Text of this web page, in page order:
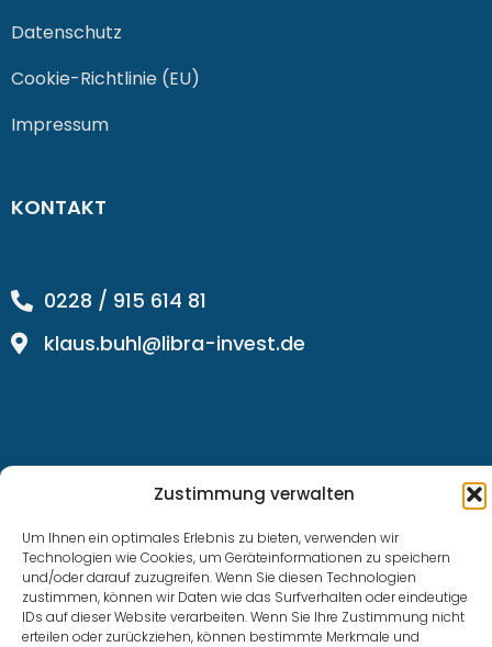
Zustimmung verwalten
Um Ihnen ein optimales Erlebnis zu bieten, verwenden wir
Technologien wie Cookies, um Geräteinformationen zu speichern
und/oder darauf zuzugreifen. Wenn Sie diesen Technologien
zustimmen, können wir Daten wie das Surfverhalten oder eindeutige
IDs auf dieser Website verarbeiten. Wenn Sie Ihre Zustimmung nicht
erteilen oder zurückziehen, können bestimmte Merkmale und
Datenschutz
Cookie-Richtlinie (EU)
Impressum
KONTAKT
0228 / 915 614 81
klaus.buhl@libra-invest.de
LIBRAInvest © 2023 | Design by SOFTWARESTUBE